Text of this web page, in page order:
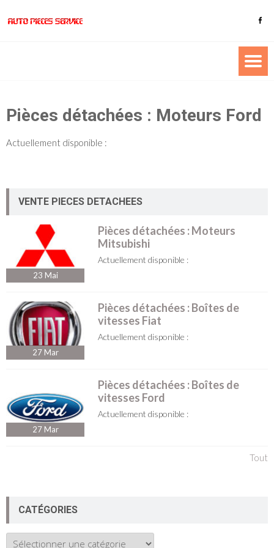
Pièces détachées : Moteurs Ford
Actuellement disponible :
VENTE PIECES DETACHEES
23 Mai
Pièces détachées : Moteurs
Mitsubishi
Actuellement disponible :
27 Mar
Pièces détachées : Boîtes de
vitesses Fiat
Actuellement disponible :
27 Mar
Pièces détachées : Boîtes de
vitesses Ford
Actuellement disponible :
Tout
CATÉGORIES
Catégories